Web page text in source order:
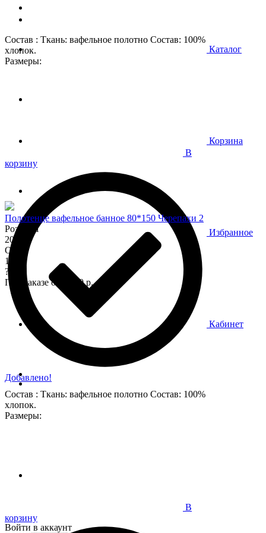
Состав : Ткань: вафельное полотно Состав: 100%
хлопок.
Размеры:
В
корзину
Добавлено!
Состав : Ткань: вафельное полотно Состав: 100%
хлопок.
Размеры:
В
корзину
Полотенце вафельное банное 80*150 Черепахи 2
Розница
200
Опт
170
?
При заказе от 7 000 р.
Каталог
Корзина
Избранное
Кабинет
Войти в аккаунт